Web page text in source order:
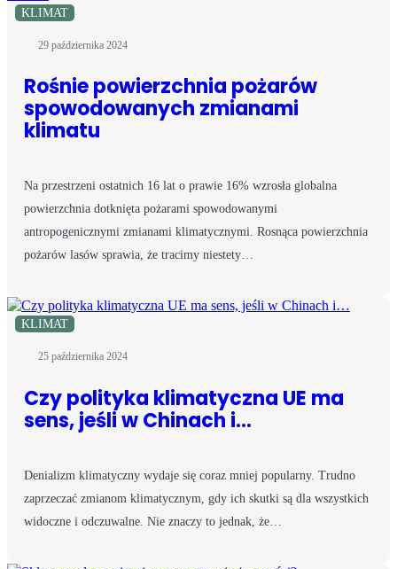
KLIMAT
29 października 2024
Rośnie powierzchnia pożarów
spowodowanych zmianami
klimatu
Na przestrzeni ostatnich 16 lat o prawie 16% wzrosła globalna
powierzchnia dotknięta pożarami spowodowanymi
antropogenicznymi zmianami klimatycznymi. Rosnąca powierzchnia
pożarów lasów sprawia, że tracimy niestety…
KLIMAT
25 października 2024
Czy polityka klimatyczna UE ma
sens, jeśli w Chinach i…
Denializm klimatyczny wydaje się coraz mniej popularny. Trudno
zaprzeczać zmianom klimatycznym, gdy ich skutki są dla wszystkich
widoczne i odczuwalne. Nie znaczy to jednak, że…